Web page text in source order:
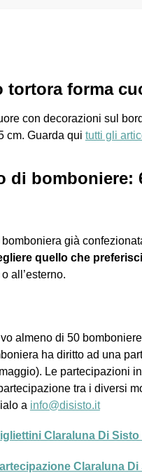
tortora forma
con decorazioni sul
cm. Guarda qui tutti gli
di bomboniere:
già
quello che
all’esterno.
almeno di 50
ha diritto ad una
Le partecipazioni
tra i diversi
a info@disisto.it
Claraluna Di
Claraluna